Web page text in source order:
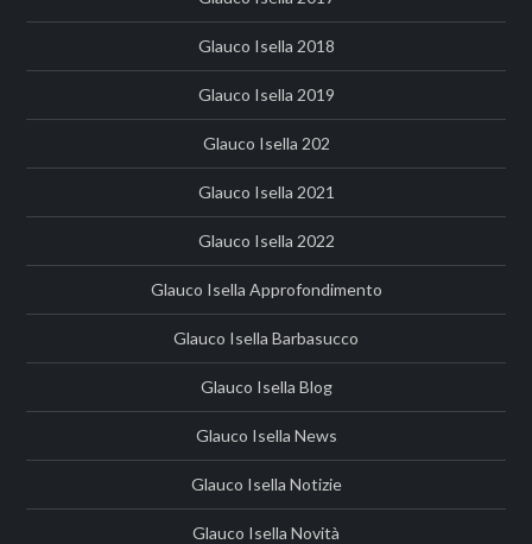
Glauco Isella 2018
Glauco Isella 2019
Glauco Isella 202
Glauco Isella 2021
Glauco Isella 2022
Glauco Isella Approfondimento
Glauco Isella Barbasucco
Glauco Isella Blog
Glauco Isella News
Glauco Isella Notizie
Glauco Isella Novità